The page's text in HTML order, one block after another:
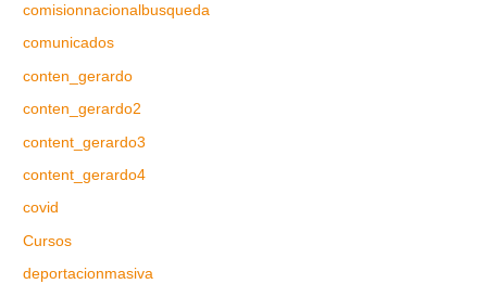
comisionnacionalbusqueda
comunicados
conten_gerardo
conten_gerardo2
content_gerardo3
content_gerardo4
covid
Cursos
deportacionmasiva